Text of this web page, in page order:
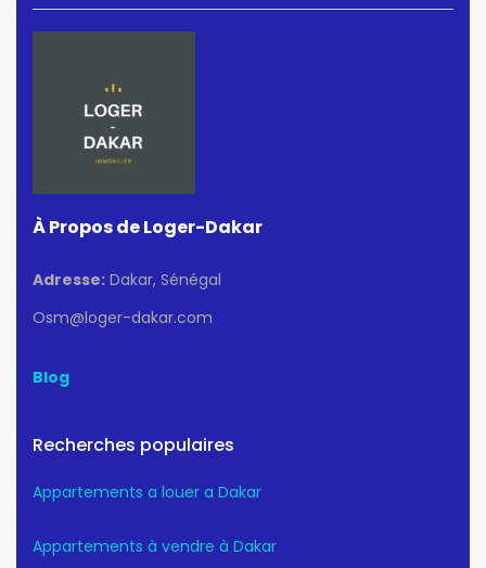
À Propos de Loger-Dakar
Adresse: Dakar, Sénégal
Osm@loger-dakar.com
Blog
Recherches populaires
Appartements a louer a Dakar
Appartements à vendre à Dakar